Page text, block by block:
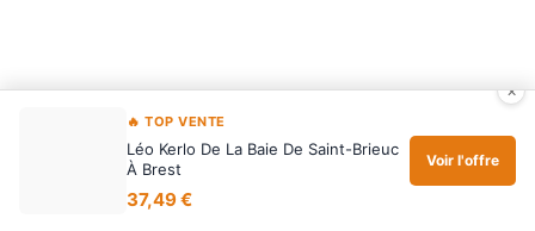
Maintenance chaudière à Pénestin : Protégez votre
×
🔥 TOP VENTE
Léo Kerlo De La Baie De Saint-Brieuc
À Brest
37,49 €
Voir l'offre